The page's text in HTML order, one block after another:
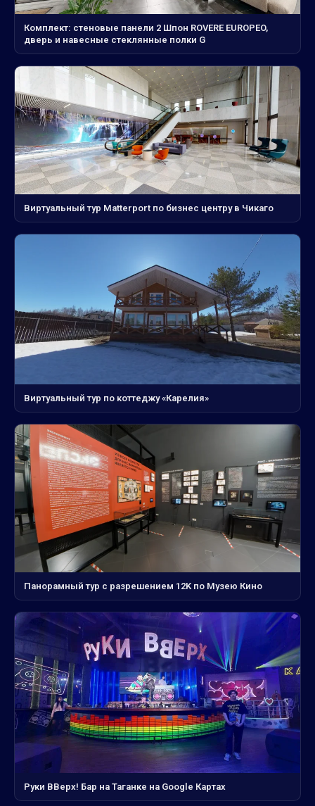
Комплект: стеновые панели 2 Шпон ROVERE EUROPEO,
дверь и навесные стеклянные полки G
Виртуальный тур Matterport по бизнес центру в Чикаго
Виртуальный тур по коттеджу «Карелия»
Панорамный тур с разрешением 12K по Музею Кино
Руки ВВерх! Бар на Таганке на Google Картах